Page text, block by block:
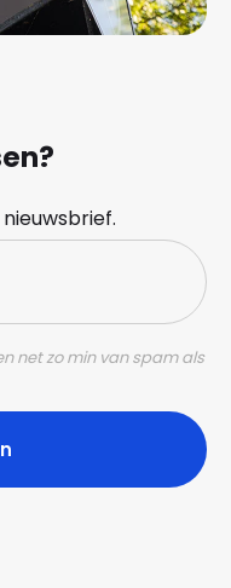
net zo min van spam als